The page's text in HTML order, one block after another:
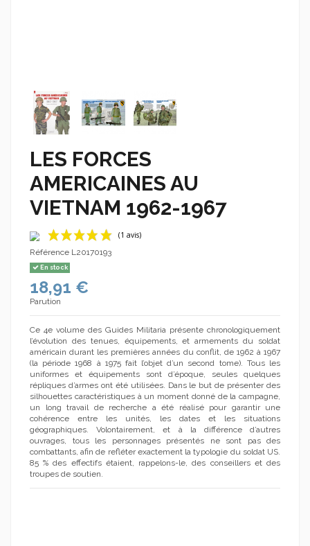
LES FORCES
AMERICAINES AU
VIETNAM 1962-1967
(1 avis)
Référence L20170193
En stock
18,91 €
Parution
Ce 4e volume des Guides Militaria présente chronologiquement
l’évolution des tenues, équipements, et armements du soldat
américain durant les premières années du conflit, de 1962 à 1967
(la période 1968 à 1975 fait l’objet d’un second tome). Tous les
uniformes et équipements sont d’époque, seules quelques
répliques d’armes ont été utilisées. Dans le but de présenter des
silhouettes caractéristiques à un moment donné de la campagne,
un long travail de recherche a été réalisé pour garantir une
cohérence entre les unités, les dates et les situations
géographiques. Volontairement, et à la différence d’autres
ouvrages, tous les personnages présentés ne sont pas des
combattants, afin de refléter exactement la typologie du soldat US.
85 % des effectifs étaient, rappelons-le, des conseillers et des
troupes de soutien.